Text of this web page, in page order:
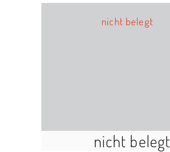
nicht belegt
nicht belegt